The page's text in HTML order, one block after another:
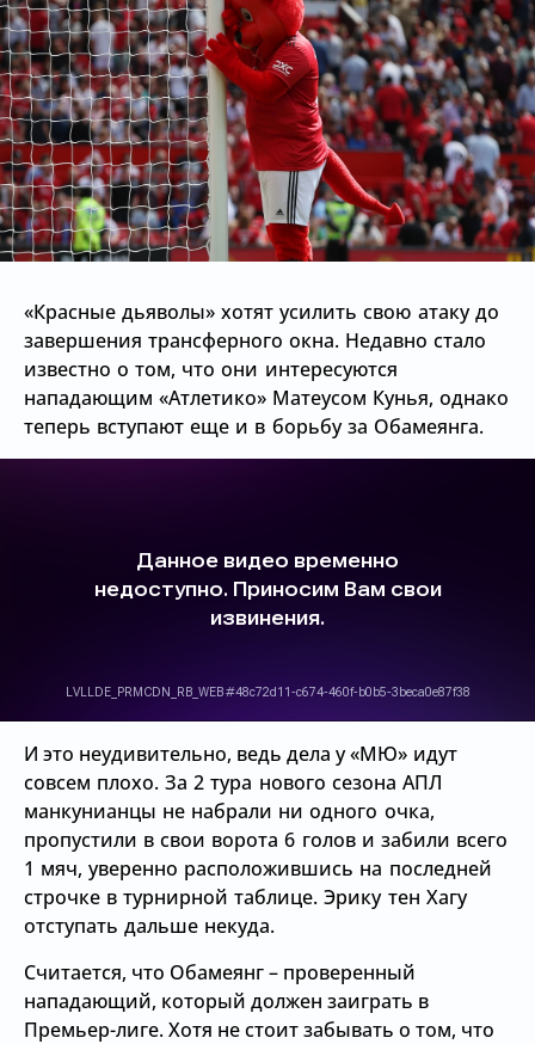
«Красные дьяволы» хотят усилить свою атаку до
завершения трансферного окна. Недавно стало
известно о том, что они интересуются
нападающим«Атлетико» Матеусом Кунья, однако
теперь вступают еще и в борьбу за Обамеянга.
И это неудивительно, ведь дела у«МЮ» идут
совсем плохо. За 2 тура нового сезона АПЛ
манкунианцы не набрали ни одного очка,
пропустили в свои ворота 6 голов и забили всего
1 мяч, уверенно расположившись на последней
строчке в турнирной таблице. Эрику тен Хагу
отступать дальше некуда.
Считается, что Обамеянг – проверенный
нападающий, который должен заиграть в
Премьер-лиге. Хотя не стоит забывать о том, что